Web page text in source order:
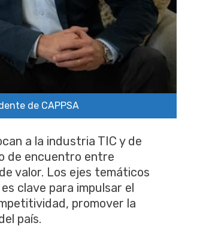
de CAPPSA
a la industria TIC y de
de encuentro entre
valor. Los ejes temáticos
clave para impulsar el
promover la
país.